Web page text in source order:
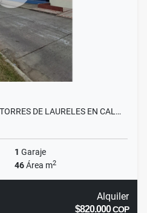
DE LAURELES EN CAL…
1 Garaje
46Área m2
Alquiler
$820.000COP